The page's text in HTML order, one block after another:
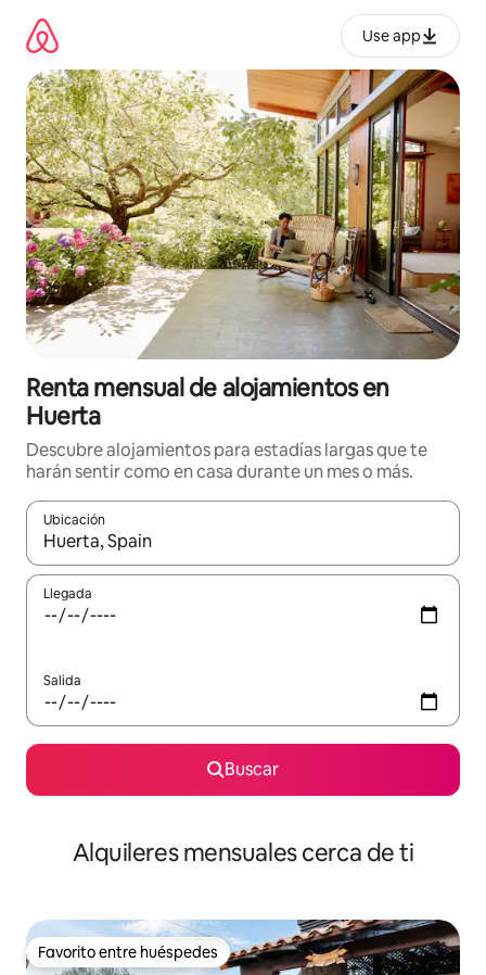
contenido
Use app
Renta mensual de alojamientos en
Huerta
Descubre alojamientos para estadías largas que te
harán sentir como en casa durante un mes o más.
Ubicación
Cuando los resultados estén disponibles, navega con las
Llegada
Salida
Buscar
Alquileres mensuales cerca de ti
Favorito entre huéspedes
Favorito entre huéspedes